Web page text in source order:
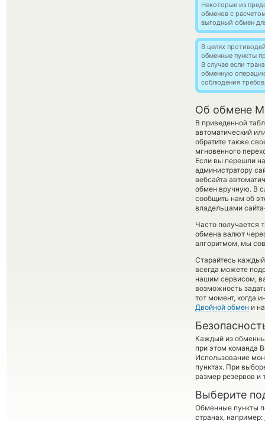
Некоторые из
обменов с
выгодный обмен
В целях
обменные пункты
В случае если
обменную
соблюдения
Об обмене
В приведенной
автоматический
обратите также
мгновенного
Если вы перешли
администратору
вебсайта
обмен вручную. В
сообщить нам об
владельцами
Часто получается
обмена валют
алгоритмом, мы
Старайтесь
всегда можете
нашим сервисом,
возможность
тот момент, когда
Двойной обмен и
Каждый из
при этом команда
Использование
пунктах. При
размер резервов и
Выберите
Обменные пункты
странах, например: